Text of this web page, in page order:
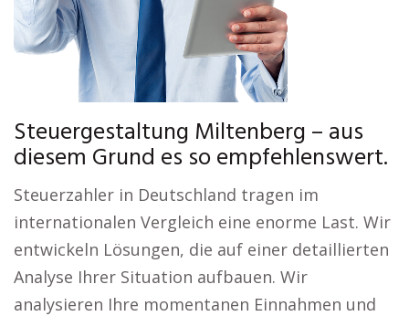
Steuergestaltung Miltenberg – aus
diesem Grund es so empfehlenswert.
Steuerzahler in Deutschland tragen im
internationalen Vergleich eine enorme Last. Wir
entwickeln Lösungen, die auf einer detaillierten
Analyse Ihrer Situation aufbauen. Wir
analysieren Ihre momentanen Einnahmen und